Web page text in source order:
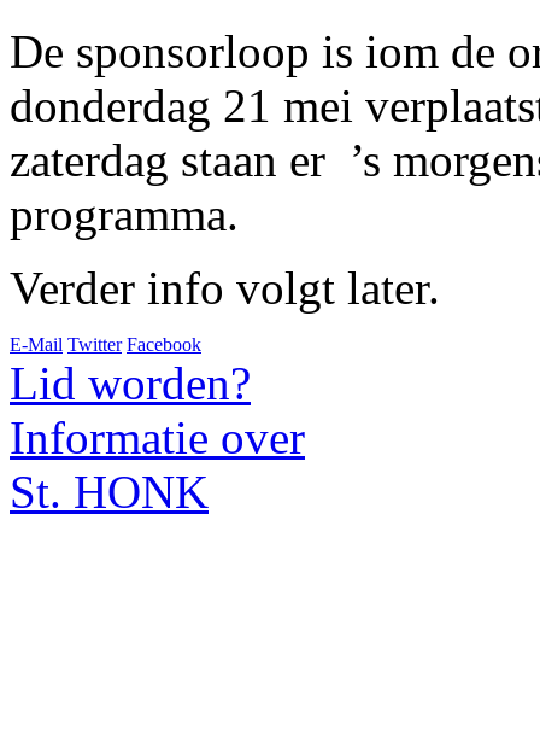
De sponsorloop is iom de
donderdag 21 mei
zaterdag staan er ’s
programma.
Verder info volgt later.
E-Mail Twitter Facebook
Lid worden?
Informatie over
St. HONK